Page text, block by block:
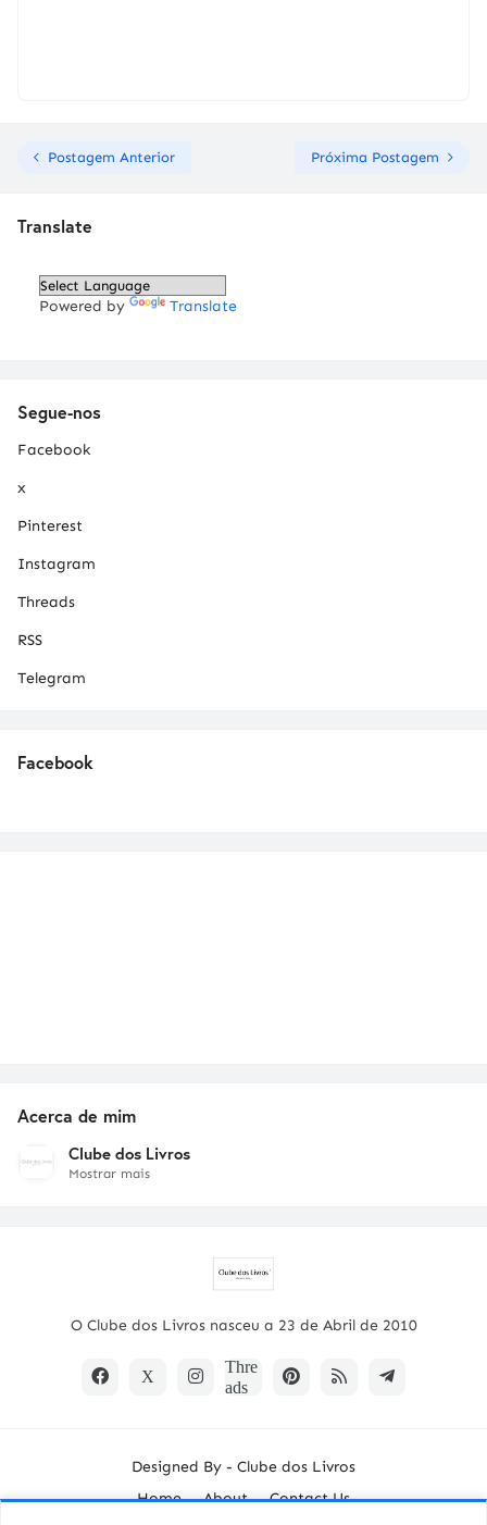
Postagem Anterior Próxima Postagem
Translate
Powered by Translate
Segue-nos
Facebook
x
Pinterest
Instagram
Threads
RSS
Telegram
Facebook
Acerca de mim
Clube dos Livros
Mostrar mais
O Clube dos Livros nasceu a 23 de Abril de 2010
Designed By - Clube dos Livros
Home
About Contact Us